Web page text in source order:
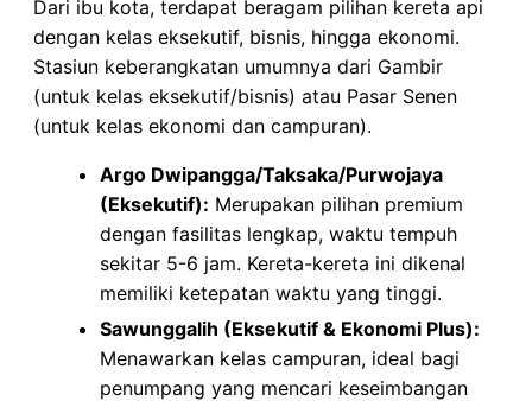
Dari ibu kota, terdapat beragam pilihan kereta api
dengan kelas eksekutif, bisnis, hingga ekonomi.
Stasiun keberangkatan umumnya dari Gambir
(untuk kelas eksekutif/bisnis) atau Pasar Senen
(untuk kelas ekonomi dan campuran).
Argo Dwipangga/Taksaka/Purwojaya
(Eksekutif): Merupakan pilihan premium
dengan fasilitas lengkap, waktu tempuh
sekitar 5-6 jam. Kereta-kereta ini dikenal
memiliki ketepatan waktu yang tinggi.
Sawunggalih (Eksekutif & Ekonomi Plus):
Menawarkan kelas campuran, ideal bagi
penumpang yang mencari keseimbangan